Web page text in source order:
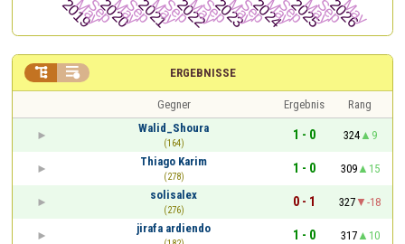
ERGEBNISSE
 
Gegner Ergebnis
Rang
Walid_Shoura
(164)
1 - 0 324
9
Thiago Karim
(278)
1 - 0 309
15
solisalex
(276)
0 - 1 327
-18
jirafa ardiendo
1 - 0 317
10